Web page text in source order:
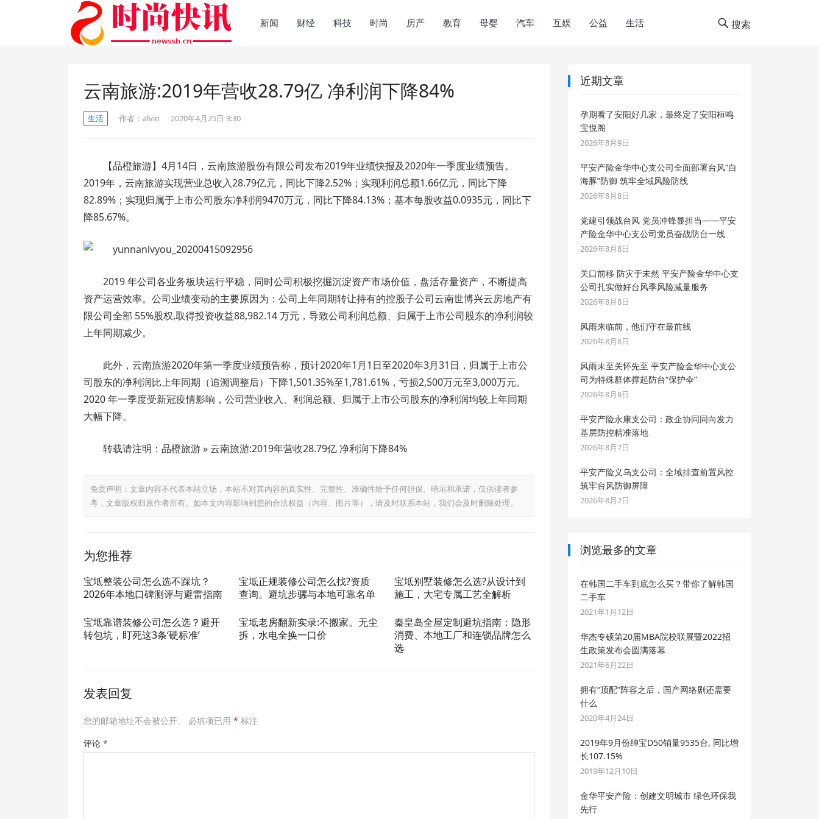
新闻 财经 科技 时尚 房产 教育 母婴 汽车 互娱 公益 生活 搜索
云南旅游:2019年营收28.79亿 净利润下降84%
生活 作者： alvin 2020年4月25日 3:30
【品橙旅游】4月14日，云南旅游股份有限公司发布2019年业绩快报及2020年一季度业绩预告。
2019年，云南旅游实现营业总收入28.79亿元，同比下降2.52%；实现利润总额1.66亿元，同比下降
82.89%；实现归属于上市公司股东净利润9470万元，同比下降84.13%；基本每股收益0.0935元，同比下
降85.67%。
2019 年公司各业务板块运行平稳，同时公司积极挖掘沉淀资产市场价值，盘活存量资产，不断提高
资产运营效率。公司业绩变动的主要原因为：公司上年同期转让持有的控股子公司云南世博兴云房地产有
限公司全部 55%股权,取得投资收益88,982.14 万元，导致公司利润总额、归属于上市公司股东的净利润较
上年同期减少。
此外，云南旅游2020年第一季度业绩预告称，预计2020年1月1日至2020年3月31日，归属于上市公
司股东的净利润比上年同期（追溯调整后）下降1,501.35%至1,781.61%，亏损2,500万元至3,000万元。
2020 年一季度受新冠疫情影响，公司营业收入、利润总额、归属于上市公司股东的净利润均较上年同期
大幅下降。
转载请注明：品橙旅游 » 云南旅游:2019年营收28.79亿 净利润下降84%
免责声明：文章内容不代表本站立场，本站不对其内容的真实性、完整性、准确性给予任何担保、暗示和承诺，仅供读者参
考，文章版权归原作者所有。如本文内容影响到您的合法权益（内容、图片等），请及时联系本站，我们会及时删除处理。
为您推荐
宝坻整装公司怎么选不踩坑？
2026年本地口碑测评与避雷指南
宝坻正规装修公司怎么找?资质
查询。避坑步骡与本地可靠名单
宝坻别墅装修怎么选?从设计到
施工，大宅专属工艺全解析
宝坻靠谱装修公司怎么选？避开
转包坑，盯死这3条‘硬标准’
宝坻老房翻新实录:不搬家。无尘
拆，水电全换一口价
秦皇岛全屋定制避坑指南：隐形
消费、本地工厂和连锁品牌怎么
选
发表回复
您的邮箱地址不会被公开。 必填项已用 * 标注
评论 *
近期文章
孕期看了安阳好几家，最终定了安阳桓鸣
宝悦阁
2026年8月9日
平安产险金华中心支公司全面部署台风“白
海豚”防御 筑牢全域风险防线
2026年8月8日
党建引领战台风 党员冲锋显担当——平安
产险金华中心支公司党员奋战防台一线
2026年8月8日
关口前移 防灾于未然 平安产险金华中心支
公司扎实做好台风季风险减量服务
2026年8月8日
风雨来临前，他们守在最前线
2026年8月8日
风雨未至关怀先至 平安产险金华中心支公
司为特殊群体撑起防台“保护伞”
2026年8月8日
平安产险永康支公司：政企协同同向发力
基层防控精准落地
2026年8月7日
平安产险义乌支公司：全域排查前置风控
筑牢台风防御屏障
2026年8月7日
浏览最多的文章
在韩国二手车到底怎么买？带你了解韩国
二手车
2021年1月12日
华杰专硕第20届MBA院校联展暨2022招
生政策发布会圆满落幕
2021年6月22日
拥有“顶配”阵容之后，国产网络剧还需要
什么
2020年4月24日
2019年9月份绅宝D50销量9535台, 同比增
长107.15%
2019年12月10日
金华平安产险：创建文明城市 绿色环保我
先行